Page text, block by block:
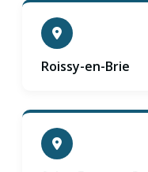
Roissy-en-Brie